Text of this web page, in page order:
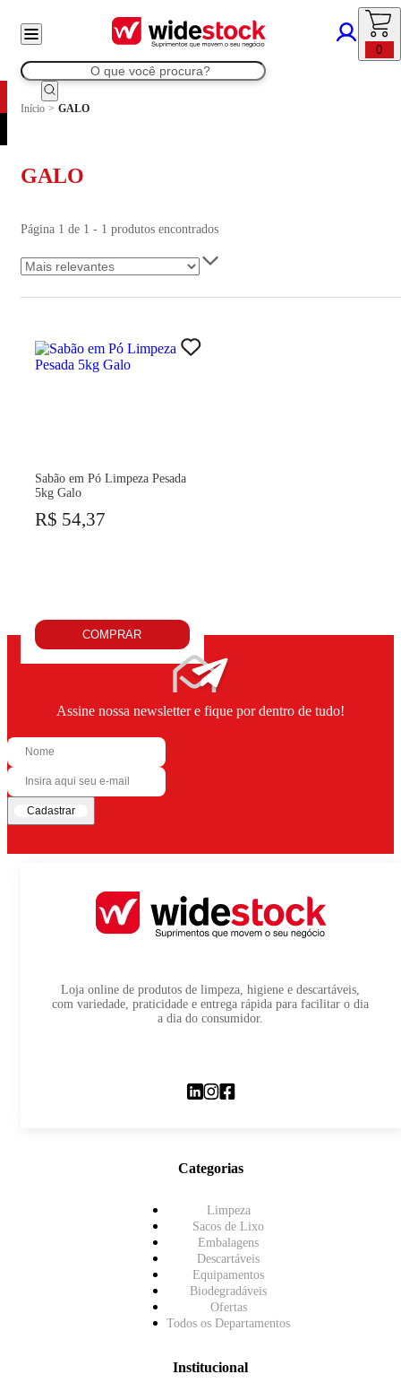
0
Início > GALO
GALO
Página 1 de 1 - 1 produtos encontrados
Sabão em Pó Limpeza Pesada
5kg Galo
R$ 54,37
COMPRAR
Assine nossa newsletter e fique por dentro de tudo!
Cadastrar
Loja online de produtos de limpeza, higiene e descartáveis,
com variedade, praticidade e entrega rápida para facilitar o dia
a dia do consumidor.
Categorias
Limpeza
Sacos de Lixo
Embalagens
Descartáveis
Equipamentos
Biodegradáveis
Ofertas
Todos os Departamentos
Institucional